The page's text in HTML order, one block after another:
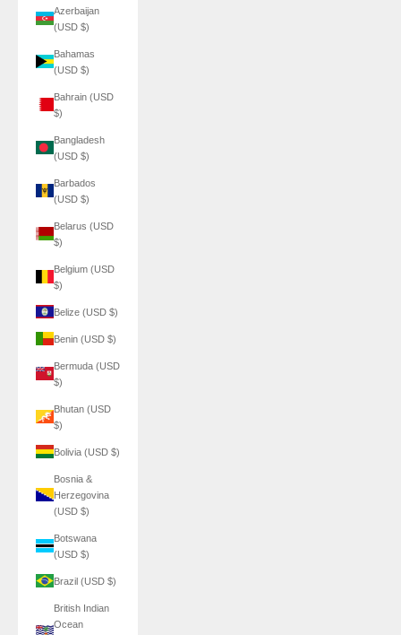
Azerbaijan
(USD $)
Bahamas
(USD $)
Bahrain (USD
$)
Bangladesh
(USD $)
Barbados
(USD $)
Belarus (USD
$)
Belgium (USD
$)
Belize (USD $)
Benin (USD $)
Bermuda (USD
$)
Bhutan (USD
$)
Bolivia (USD $)
Bosnia &
Herzegovina
(USD $)
Botswana
(USD $)
Brazil (USD $)
British Indian
Ocean